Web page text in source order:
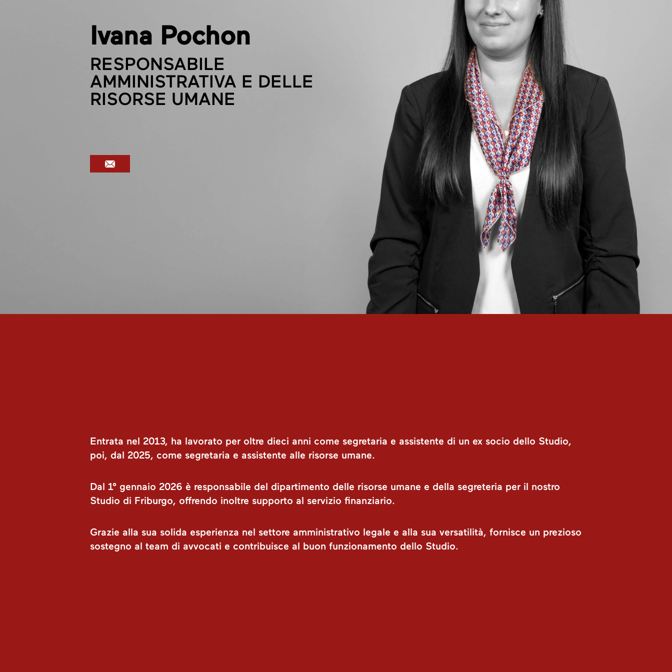
Ivana Pochon
RESPONSABILE
AMMINISTRATIVA E DELLE
RISORSE UMANE
Entrata nel 2013, ha lavorato per oltre dieci anni come segretaria e assistente di un ex socio dello Studio,
poi, dal 2025, come segretaria e assistente alle risorse umane.
Dal 1° gennaio 2026 è responsabile del dipartimento delle risorse umane e della segreteria per il nostro
Studio di Friburgo, offrendo inoltre supporto al servizio finanziario.
Grazie alla sua solida esperienza nel settore amministrativo legale e alla sua versatilità, fornisce un prezioso
sostegno al team di avvocati e contribuisce al buon funzionamento dello Studio.